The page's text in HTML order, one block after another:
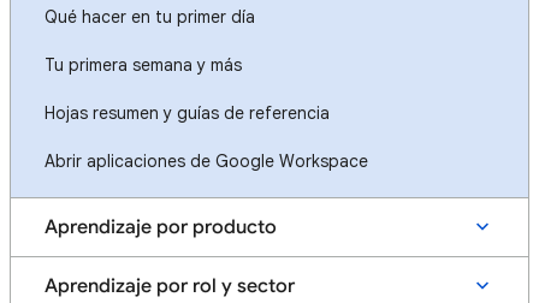
Qué hacer en tu primer día
Tu primera semana y más
Hojas resumen y guías de referencia
Abrir aplicaciones de Google Workspace
Aprendizaje por producto
Aprendizaje por rol y sector